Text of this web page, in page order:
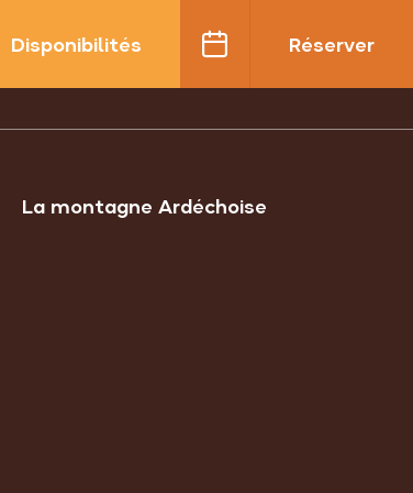
Disponibilités Réserver
La montagne Ardéchoise